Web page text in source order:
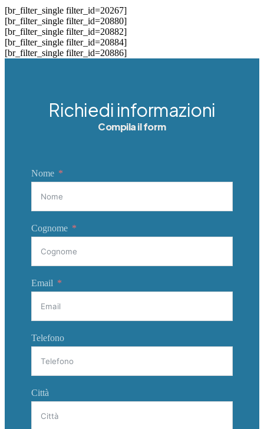
[br_filter_single filter_id=20267]
[br_filter_single filter_id=20880]
[br_filter_single filter_id=20882]
[br_filter_single filter_id=20884]
[br_filter_single filter_id=20886]
Richiedi informazioni
Compila il form
Nome
Cognome
Email
Telefono
Città